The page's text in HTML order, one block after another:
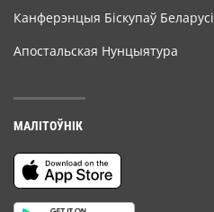
Канферэнцыя Біскупаў Беларусі
Апостальская Нунцыятура
МАЛІТОЎНІК